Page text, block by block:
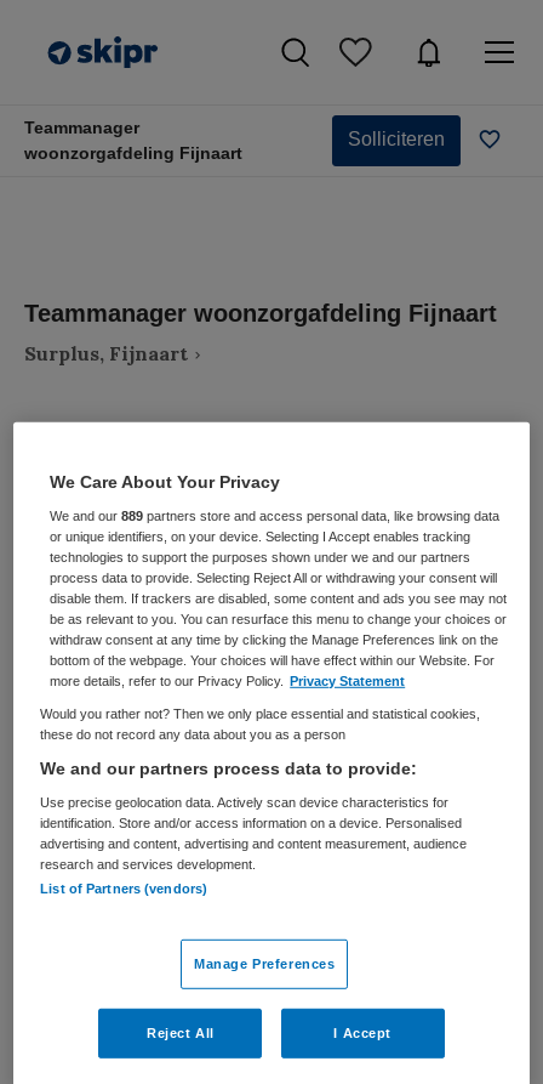
Teammanager
woonzorgafdeling Fijnaart
Solliciteren
Teammanager woonzorgafdeling Fijnaart
Surplus, Fijnaart
Zorgmanagement Afdelingsmanager
BRANCHE
Verpleeghuis
AANSTELLING
Vaste aanstelling
PLAATSINGSDATUM
13 mei 2026
NIVEAU
HBO
Vacature niet beschikbaar
Deze vacature Teammanager woonzorgafdeling Fijnaart
vergelijkbare vacatures die voor u wellicht interessant
We Care About Your Privacy
We and our889 partners store and access personal data, like browsing data
or unique identifiers, on your device. Selecting I Accept enables tracking
technologies to support the purposes shown under we and our partners
process data to provide. Selecting Reject All or withdrawing your consent will
disable them. If trackers are disabled, some content and ads you see may not
be as relevant to you. You can resurface this menu to change your choices or
withdraw consent at any time by clicking the Manage Preferences link on the
bottom of the webpage. Your choices will have effect within our Website. For
more details, refer to our Privacy Policy.
Privacy Statement
Would you rather not? Then we only place essential and statistical cookies,
these do not record any data about you as a person
We and our partners process data to provide:
Use precise geolocation data. Actively scan device characteristics for
identification. Store and/or access information on a device. Personalised
advertising and content, advertising and content measurement, audience
research and services development.
List of Partners (vendors)
Manage Preferences
Reject All I Accept